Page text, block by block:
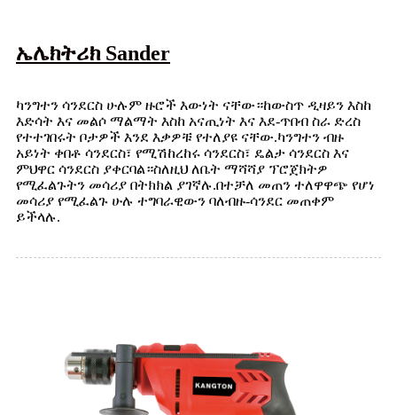
ኤሌክትሪክ Sander
ካንግተን ሳንደርስ ሁሉም ዙሮች እውነት ናቸው።ከውስጥ ዲዛይን እስከ
እድሳት እና መልሶ ማልማት እስከ አናጢነት እና እደ-ጥበብ ስራ ድረስ
የተተገበሩት ቦታዎች እንደ እቃዎቹ የተለያዩ ናቸው.ካንግተን ብዙ
አይነት ቀበቶ ሳንደርስ፣ የሚሽከረከሩ ሳንደርስ፣ ዴልታ ሳንደርስ እና
ምህዋር ሳንደርስ ያቀርባል።ስለዚህ ለቤት ማሻሻያ ፕሮጀክትዎ
የሚፈልጉትን መሳሪያ በትክክል ያገኛሉ.በተቻለ መጠን ተለዋዋጭ የሆነ
መሳሪያ የሚፈልጉ ሁሉ ተግባራዊውን ባለብዙ-ሳንደር መጠቀም
ይችላሉ.